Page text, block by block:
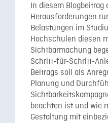
In diesem
Herausforderungen
Belastungen im
Hochschulen diesen
Sichtbarmachung
Schritt-für-Schritt-
Beitrags soll als
Planung und
beachten ist und wie
Gestaltung mit